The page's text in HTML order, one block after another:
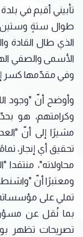
تأبيني أقيم في
طوال ستةٍ وستين
الذي طال القادة
الأسمى والصفي
وفي مقدّمها كسر
وأوضح أنّ "وجود
وكرامتهم، هو
مشيرًا إلى أنّ
تحقيق أي إنجاز،
محاولاته"، منتقدا
ومعتبرًا أنّ
تملي على
بما نُقل عن
تصريحات تظهر